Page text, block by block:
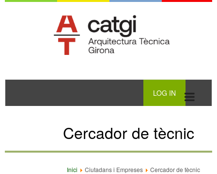
LOG IN
Cercador de tècnic
Inici Ciutadans i Empreses Cercador de tècnic